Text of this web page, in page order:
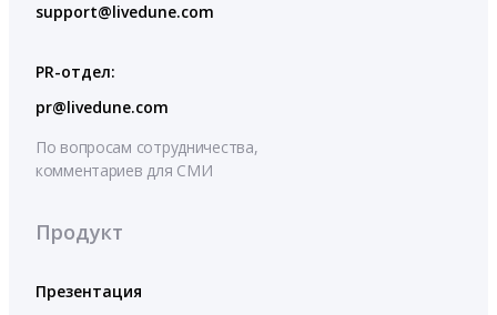
support@livedune.com
PR-отдел:
pr@livedune.com
По вопросам сотрудничества,
комментариев для СМИ
Продукт
Презентация